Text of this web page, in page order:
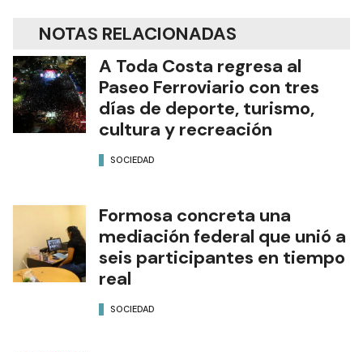
NOTAS RELACIONADAS
A Toda Costa regresa al
Paseo Ferroviario con tres
días de deporte, turismo,
cultura y recreación
SOCIEDAD
Formosa concreta una
mediación federal que unió a
seis participantes en tiempo
real
SOCIEDAD